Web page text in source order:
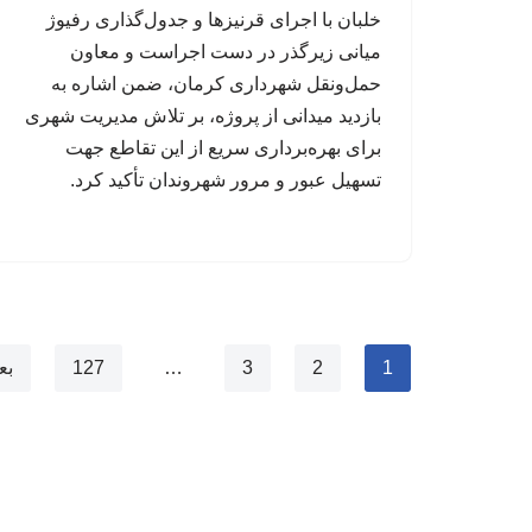
خلبان با اجرای قرنیزها و جدول‌گذاری رفیوژ
میانی زیرگذر در دست اجراست و معاون
حمل‌ونقل شهرداری کرمان، ضمن اشاره به
بازدید میدانی از پروژه، بر تلاش مدیریت شهری
برای بهره‌برداری سریع از این تقاطع جهت
تسهیل عبور و مرور شهروندان تأکید کرد.
1
2
3
…
127